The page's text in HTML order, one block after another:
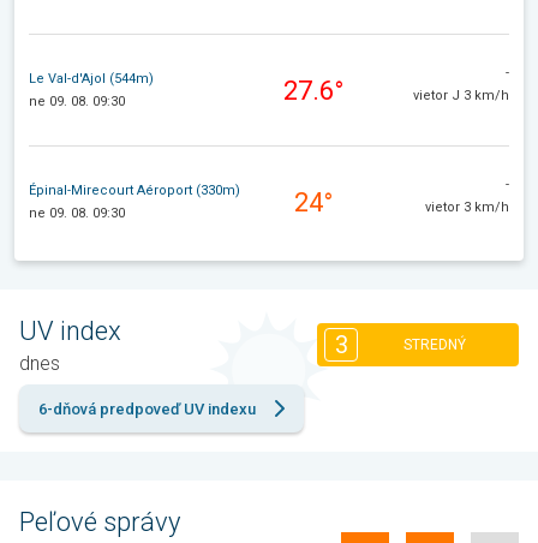
Le Val-d'Ajol (544m)
ne 09. 08. 09:30
27.6°
-
vietor J 3 km/h
Épinal-Mirecourt Aéroport (330m)
ne 09. 08. 09:30
24°
-
vietor 3 km/h
UV index
dnes
3 STREDNÝ
6-dňová predpoveď UV indexu
Peľové správy